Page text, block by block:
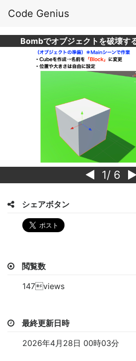
Code Genius
Bombでオブジェクトを破壊す
1/ 6
シェアボタン
閲覧数
147views
最終更新日時
2026年4月28日 00時03分